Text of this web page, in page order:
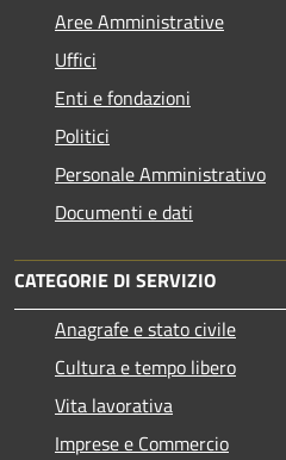
Aree Amministrative
Uffici
Enti e fondazioni
Politici
Personale Amministrativo
Documenti e dati
CATEGORIE DI SERVIZIO
Anagrafe e stato civile
Cultura e tempo libero
Vita lavorativa
Imprese e Commercio